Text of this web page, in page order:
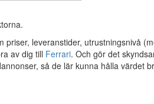
priser, leveranstider, utrustningsnivå
av dig till Ferrari. Och gör det
så de lär kunna hålla värdet